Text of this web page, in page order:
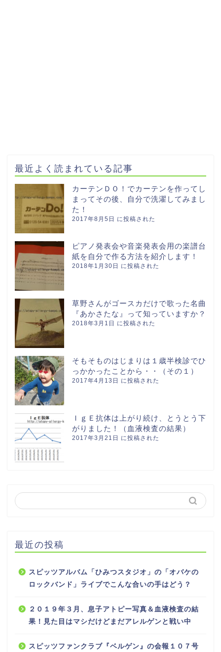
最近よく読まれている記事
カーテンＤＯ！でカーテンを作ってし
まってその後、自分で洗濯してみまし
た！
2017年8月5日 に投稿された
ピアノ発表会や音楽発表会用の楽譜台
紙を自分で作る方法を紹介します！
2018年1月30日 に投稿された
草野さんがゴースカだけで歌った名曲
『あかさたな』って知っていますか？
2018年3月1日 に投稿された
そもそものはじまりは１歳半検診でひ
っかかったことから・・（その１）
2017年4月13日 に投稿された
ＩｇＥ抗体は上がり続け、とうとう下
がりました！（血液検査の結果）
2017年3月21日 に投稿された
最近の投稿
スピッツアルバム「ひみつスタジオ」の「オバケの
ロックバンド」ライブでこんな合いの手はどう？
２０１９年３月、息子アトピー写真＆血液検査の結
果！見た目はマシだけどまだアレルゲンと戦い中
スピッツファンクラブ『ベルゲン』の会報１０７号